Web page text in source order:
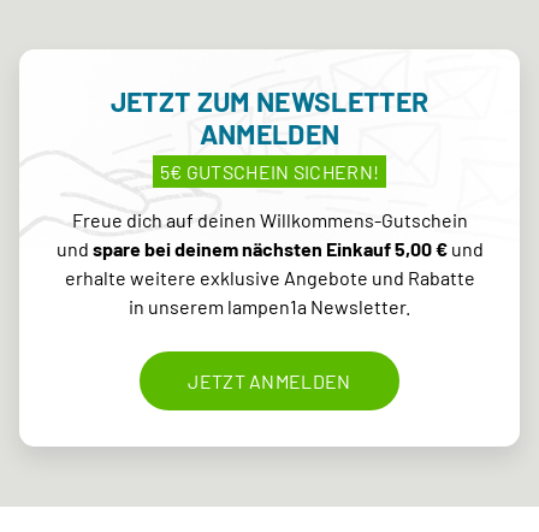
JETZT ZUM NEWSLETTER
ANMELDEN
5€ GUTSCHEIN SICHERN!
Freue dich auf deinen Willkommens-Gutschein
und spare bei deinem nächsten Einkauf 5,00 €und
erhalte weitere exklusive Angebote und Rabatte
in unserem lampen1a Newsletter.
JETZT ANMELDEN